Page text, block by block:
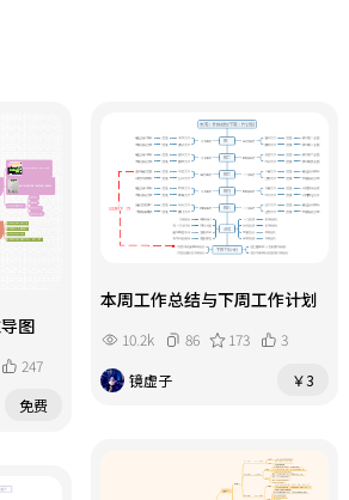
称为“半城绿树半城楼”的东盟
会永久举办地。上午登临青秀
瞰邕江穿城而过的现代与民族
景。下午前往广西博物馆，欣
、铜鼓等千年文物。傍晚漫步
、柠檬鸭。夜宿南宁，感受烟火
第二天：桂林——漓江山水与
画卷。早乘动车前往桂林（约2.5
。乘竹筏游览漓江精华段，象
倒影清晰可见。午后抵达阳朔，
登靖江王府城墙。夜游两江四
越边境的京族文化。 第一天：南
城初探与壮乡风情。抵达南
这座“半城绿树半城楼”的东盟
永久举办地。上午游览青秀
俯瞰邕江全景。下午前往广西民
物馆，感受壮锦、铜鼓的千年魅
傍晚漫步三街两巷，明清骑楼建
品尝老友粉、柠檬鸭、酸嘢。
宁。 第二天：桂林——漓江竹
阳朔山水。早乘动车前往桂林
2.5小时）。乘竹筏游览漓江精华
图
247
免费
本周工作总结与下周工作计划
10.2k 86 173
3
镜虚子
￥3